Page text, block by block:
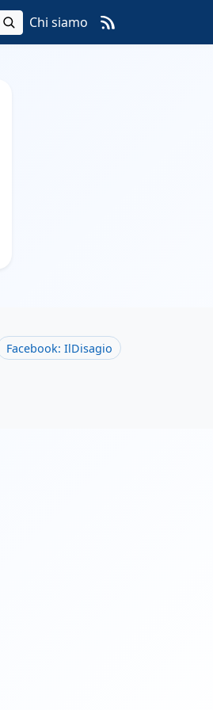
Chi siamo
Facebook: IlDisagio